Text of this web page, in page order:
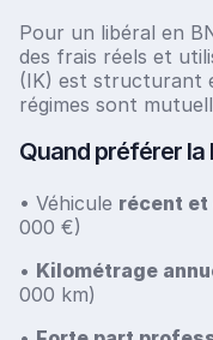
Pour un libéral en
des frais réels et
(IK) est structurant
régimes sont
Quand préférer la
• Véhicule récent et
000 €)
• Kilométrage
000 km)